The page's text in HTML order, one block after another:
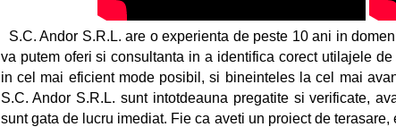
S.C. Andor S.R.L. are o experienta de peste 10 ani in
va putem oferi si consultanta in a identifica corect utilajele
in cel mai eficient mode posibil, si bineinteles la cel mai
S.C. Andor S.R.L. sunt intotdeauna pregatite si verificate,
sunt gata de lucru imediat. Fie ca aveti un proiect de